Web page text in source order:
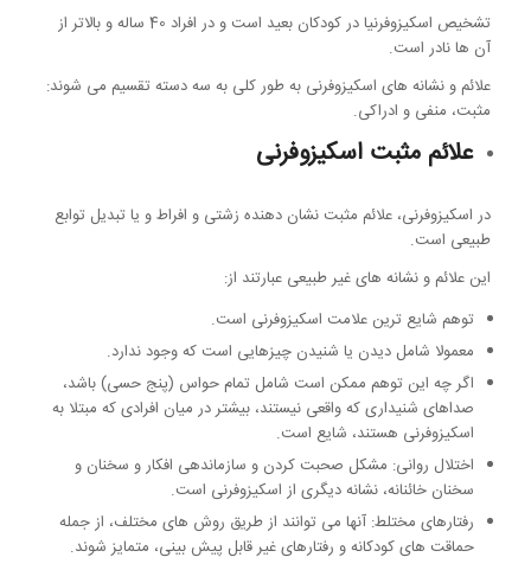
تشخیص اسکیزوفرنیا در کودکان بعید است و در افراد 40 ساله و بالاتر از
آن ها نادر است.
علائم و نشانه های اسکیزوفرنی به طور کلی به سه دسته تقسیم می شوند:
مثبت، منفی و ادراکی.
علائم مثبت اسکیزوفرنی
در اسکیزوفرنی، علائم مثبت نشان دهنده زشتی و افراط و یا تبدیل توابع
طبیعی است.
این علائم و نشانه های غیر طبیعی عبارتند از:
توهم شایع ترین علامت اسکیزوفرنی است.
معمولا شامل دیدن یا شنیدن چیزهایی است که وجود ندارد.
اگر چه این توهم ممکن است شامل تمام حواس (پنج حسی) باشد،
صداهای شنیداری که واقعی نیستند، بیشتر در میان افرادی که مبتلا به
اسکیزوفرنی هستند، شایع است.
اختلال روانی: مشکل صحبت کردن و سازماندهی افکار و سخنان و
سخنان خائنانه، نشانه دیگری از اسکیزوفرنی است.
رفتارهای مختلط: آنها می توانند از طریق روش های مختلف، از جمله
حماقت های کودکانه و رفتارهای غیر قابل پیش بینی، متمایز شوند.